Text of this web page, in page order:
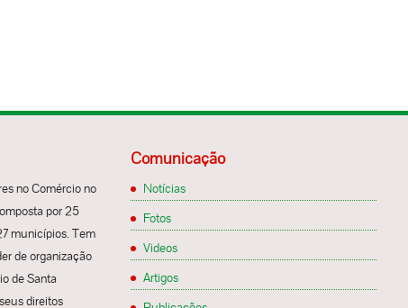
no Comércio no
por 25
municípios. Tem
de organização
de Santa
direitos
Comunicação
Notícias
Fotos
Videos
Artigos